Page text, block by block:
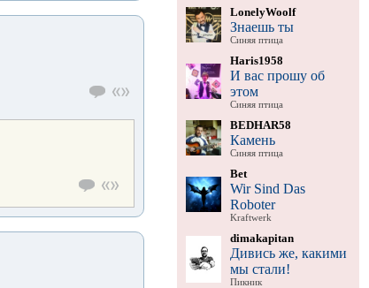
LonelyWoolf
Знаешь ты
Синяя птица
Haris1958
И вас прошу об
этом
Синяя птица
BEDHAR58
Камень
Синяя птица
Bet
Wir Sind Das
Roboter
Kraftwerk
dimakapitan
Дивись же, какими
мы стали!
Пикник